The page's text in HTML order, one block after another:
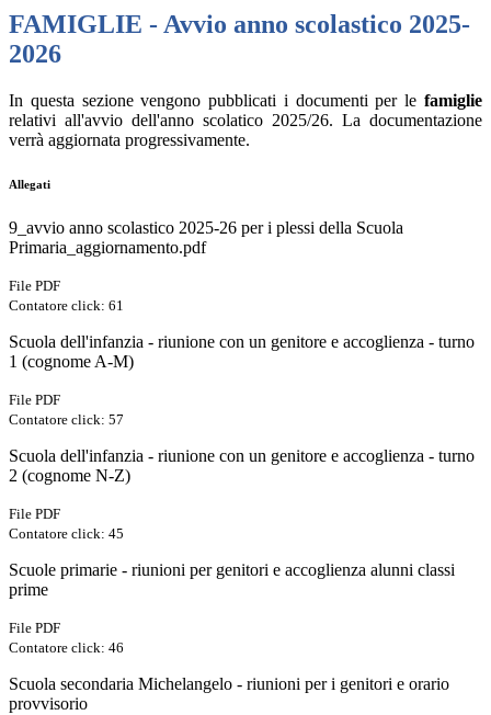
FAMIGLIE - Avvio anno scolastico 2025-
2026
In questa sezione vengono pubblicati i documenti per le famiglie
relativi all'avvio dell'anno scolatico 2025/26. La documentazione
verrà aggiornata progressivamente.
Allegati
9_avvio anno scolastico 2025-26 per i plessi della Scuola
Primaria_aggiornamento.pdf
File PDF
Contatore click: 61
Scuola dell'infanzia - riunione con un genitore e accoglienza - turno
1 (cognome A-M)
File PDF
Contatore click: 57
Scuola dell'infanzia - riunione con un genitore e accoglienza - turno
2 (cognome N-Z)
File PDF
Contatore click: 45
Scuole primarie - riunioni per genitori e accoglienza alunni classi
prime
File PDF
Contatore click: 46
Scuola secondaria Michelangelo - riunioni per i genitori e orario
provvisorio